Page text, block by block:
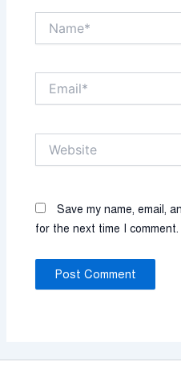
Save my name, email,
for the next time I comment.